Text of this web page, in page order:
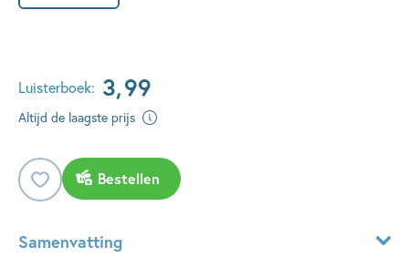
Luisterboek: 3,99
Altijd de laagste prijs
Bestellen
Samenvatting